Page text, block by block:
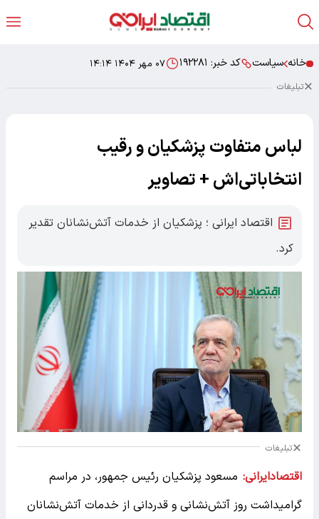
خانه سیاست کد خبر: ۱۹۲۲۸۱ ۰۷ مهر ۱۴۰۴ ۱۴:۱۴
تبلیغات
لباس متفاوت پزشکیان و رقیب
انتخاباتی‌اش + تصاویر
اقتصاد ایرانی ؛ پزشکیان از خدمات آتش‌نشانان تقدیر
کرد.
تبلیغات
اقتصادایرانی: مسعود پزشکیان رئیس جمهور، در مراسم
گرامیداشت روز آتش‌نشانی و قدردانی از خدمات آتش‌نشانان